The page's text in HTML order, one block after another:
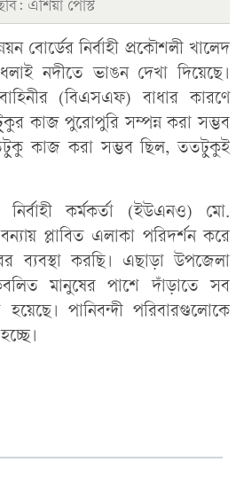
এশিয়া পোস্ট
বোর্ডের নির্বাহী প্রকৌশলী খালেদ
নদীতে ভাঙন দেখা দিয়েছে।
বাহিনীর (বিএসএফ) বাধার কারণে
কাজ পুরোপুরি সম্পন্ন করা সম্ভব
কাজ করা সম্ভব ছিল, ততটুকুই
কর্মকর্তা (ইউএনও) মো.
প্লাবিত এলাকা পরিদর্শন করে
ব্যবস্থা করছি। এছাড়া উপজেলা
মানুষের পাশে দাঁড়াতে সব
হয়েছে। পানিবন্দী পরিবারগুলোকে